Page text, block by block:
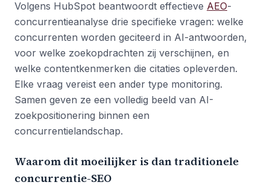
Volgens HubSpot beantwoordt effectieve AEO-
concurrentieanalyse drie specifieke vragen: welke
concurrenten worden geciteerd in AI-antwoorden,
voor welke zoekopdrachten zij verschijnen, en
welke contentkenmerken die citaties opleverden.
Elke vraag vereist een ander type monitoring.
Samen geven ze een volledig beeld van AI-
zoekpositionering binnen een
concurrentielandschap.
Waarom dit moeilijker is dan traditionele
concurrentie-SEO